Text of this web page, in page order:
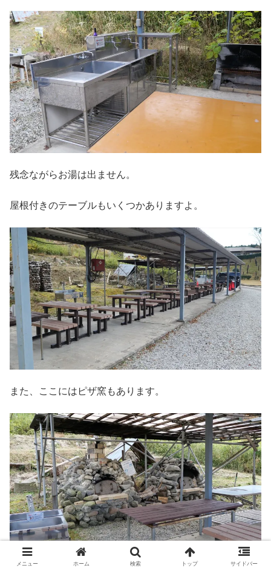
残念ながらお湯は出ません。
屋根付きのテーブルもいくつかありますよ。
また、ここにはピザ窯もあります。
メニュー ホーム 検索 トップ サイドバー